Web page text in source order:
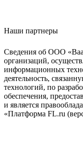
Наши партнеры
Сведения об ООО
организаций,
информационных
деятельность,
технологий, по
обеспечения,
и является
«Платформа FL.ru